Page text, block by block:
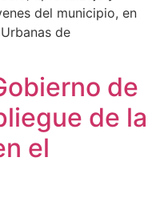
del municipio, en
de
de
de la
el